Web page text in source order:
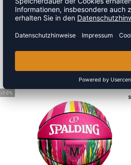
-10%